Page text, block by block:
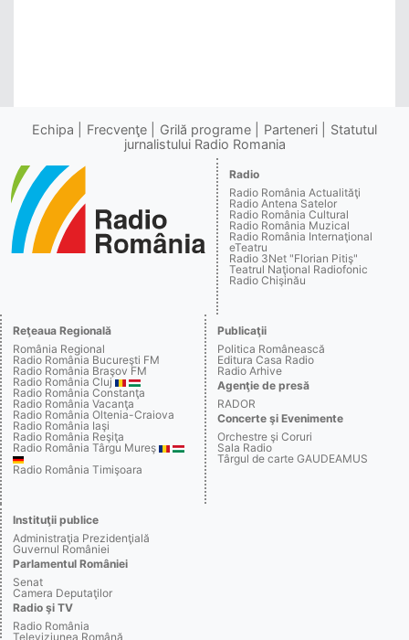
Echipa Frecvenţe Grilă programe Parteneri
Statutul
jurnalistului Radio Romania
Radio
Radio România Actualităţi
Radio Antena Satelor
Radio România Cultural
Radio România Muzical
Radio România Internaţional
eTeatru
Radio 3Net "Florian Pitiş"
Teatrul Naţional Radiofonic
Radio Chişinău
Reţeaua Regională
România Regional
Radio România Bucureşti FM
Radio România Braşov FM
Radio România Cluj
Radio România Constanţa
Radio România Vacanţa
Radio România Oltenia-Craiova
Radio România Iaşi
Radio România Reşiţa
Radio România Târgu Mureş
Radio România Timişoara
Publicaţii
Politica Românească
Editura Casa Radio
Radio Arhive
Agenţie de presă
RADOR
Concerte şi Evenimente
Orchestre şi Coruri
Sala Radio
Târgul de carte GAUDEAMUS
Instituţii publice
Administraţia Prezidenţială
Guvernul României
Parlamentul României
Senat
Camera Deputaţilor
Radio şi TV
Radio România
Televiziunea Română